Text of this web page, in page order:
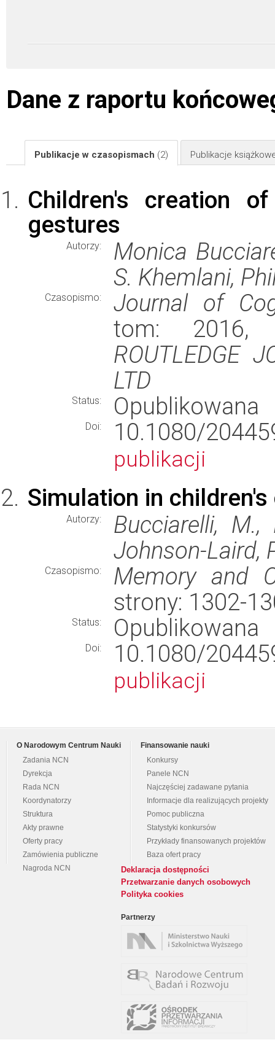
Dane z raportu
Publikacje w czasopismach (2) Publikacje
Children's creation
gestures
Autorzy:
Monica
S. Khemlani,
Czasopismo:
Journal of
tom: 2016,
ROUTLEDGE
LTD
Status: Opublikowana
Doi: 10.1080/
publikacji
Simulation in
Autorzy:
Bucciarelli, M.,
Johnson-Laird,
Czasopismo:
Memory and
strony: 1302-
Status: Opublikowana
Doi: 10.1080/
publikacji
O Narodowym Centrum Nauki
Zadania NCN
Dyrekcja
Rada NCN
Koordynatorzy
Struktura
Akty prawne
Oferty pracy
Zamówienia publiczne
Nagroda NCN
Finansowanie nauki
Konkursy
Panele NCN
Najczęściej zadawane pytania
Informacje dla realizujących projekty
Pomoc publiczna
Statystyki konkursów
Przykłady finansowanych projektów
Baza ofert pracy
Deklaracja dostępności
Przetwarzanie danych osobowych
Polityka cookies
Partnerzy